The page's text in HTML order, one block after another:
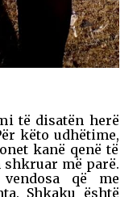
të disatën herë
këto udhëtime,
kanë qenë të
më parë.
që me
Shkaku është